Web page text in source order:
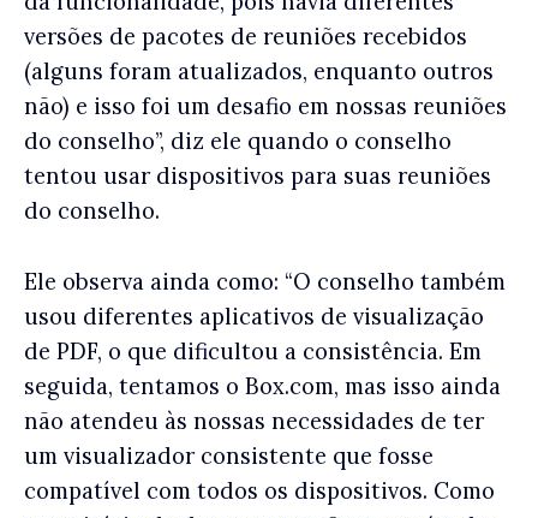
versões de pacotes de reuniões recebidos
(alguns foram atualizados, enquanto outros
não) e isso foi um desafio em nossas reuniões
do conselho”, diz ele quando o conselho
tentou usar dispositivos para suas reuniões
do conselho.
Ele observa ainda como: “O conselho também
usou diferentes aplicativos de visualização
de PDF, o que dificultou a consistência. Em
seguida, tentamos o Box.com, mas isso ainda
não atendeu às nossas necessidades de ter
um visualizador consistente que fosse
compatível com todos os dispositivos. Como